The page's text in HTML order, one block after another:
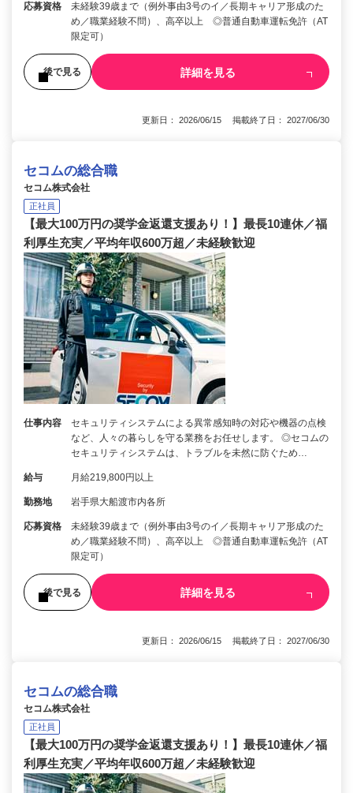
応募資格
未経験39歳まで（例外事由3号のイ／長期キャリア形成のた
め／職業経験不問）、高卒以上 ◎普通自動車運転免許（AT
限定可）
後で見る 詳細を見る
更新日： 2026/06/15 掲載終了日： 2027/06/30
セコムの総合職
セコム株式会社
正社員
【最大100万円の奨学金返還支援あり！】最長10連休／福
利厚生充実／平均年収600万超／未経験歓迎
仕事内容
セキュリティシステムによる異常感知時の対応や機器の点検
など、人々の暮らしを守る業務をお任せします。 ◎セコムの
セキュリティシステムは、トラブルを未然に防ぐため…
給与 月給219,800円以上
勤務地 岩手県大船渡市内各所
応募資格
未経験39歳まで（例外事由3号のイ／長期キャリア形成のた
め／職業経験不問）、高卒以上 ◎普通自動車運転免許（AT
限定可）
後で見る 詳細を見る
更新日： 2026/06/15 掲載終了日： 2027/06/30
セコムの総合職
セコム株式会社
正社員
【最大100万円の奨学金返還支援あり！】最長10連休／福
利厚生充実／平均年収600万超／未経験歓迎